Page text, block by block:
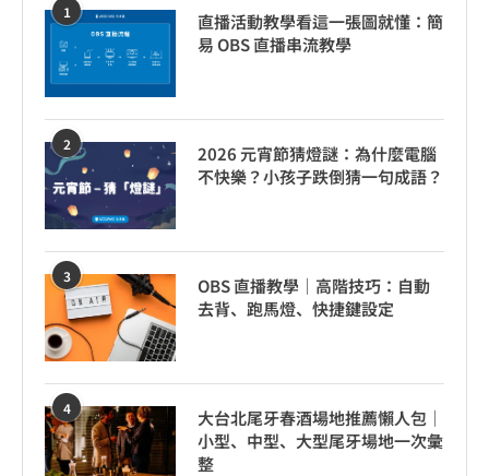
1
直播活動教學看這一張圖就懂：簡
易 OBS 直播串流教學
2
2026 元宵節猜燈謎：為什麼電腦
不快樂？小孩子跌倒猜一句成語？
3
OBS 直播教學｜高階技巧：自動
去背、跑馬燈、快捷鍵設定
4
大台北尾牙春酒場地推薦懶人包｜
小型、中型、大型尾牙場地一次彙
整